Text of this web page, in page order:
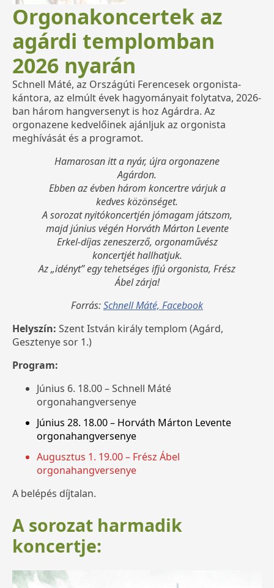
Orgonakoncertek az
agárdi templomban
2026 nyarán
Schnell Máté, az Országúti Ferencesek orgonista-
kántora, az elmúlt évek hagyományait folytatva, 2026-
ban három hangversenyt is hoz Agárdra. Az
orgonazene kedvelőinek ajánljuk az orgonista
meghívását és a programot.
Hamarosan itt a nyár, újra orgonazene
Agárdon.
Ebben az évben három koncertre várjuk a
kedves közönséget.
A sorozat nyitókoncertjén jómagam játszom,
majd június végén Horváth Márton Levente
Erkel-díjas zeneszerző, orgonaművész
koncertjét hallhatjuk.
Az „idényt” egy tehetséges ifjú orgonista, Frész
Ábel zárja!
Forrás:Schnell Máté, Facebook
Helyszín: Szent István király templom (Agárd,
Gesztenye sor 1.)
Program:
Június 6. 18.00 – Schnell Máté
orgonahangversenye
Június 28. 18.00 – Horváth Márton Levente
orgonahangversenye
Augusztus 1. 19.00 – Frész Ábel
orgonahangversenye
A belépés díjtalan.
A sorozat harmadik
koncertje: